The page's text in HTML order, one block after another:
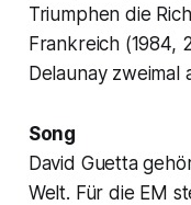
Triumphen die
Frankreich (1984,
Delaunay zweimal
Song
David Guetta
Welt. Für die EM